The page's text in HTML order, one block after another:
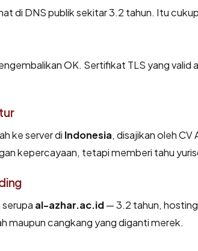
di DNS publik sekitar 3.2 tahun. Itu
OK. Sertifikat TLS yang valid
ke server di Indonesia, disajikan oleh
kepercayaan, tetapi memberi tahu
al-azhar.ac.id— 3.2 tahun,
maupun cangkang yang diganti merek.